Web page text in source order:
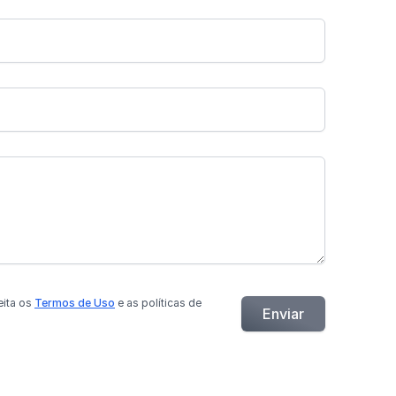
os Termos de Uso e as políticas de
Enviar